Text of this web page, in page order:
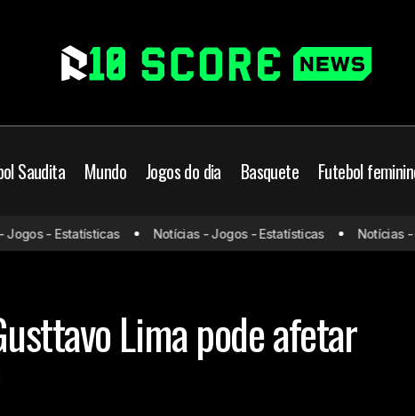
Saudita Mundo Jogos do dia Basquete Futebol
Brasileiro Como prisão de Gusttavo Lima pode afetar clube
- Estatísticas Notícias - Jogos - Estatísticas Notícias -
Lima pode afetar